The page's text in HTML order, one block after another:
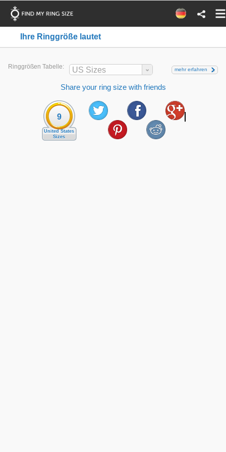
Ihre Ringgröße lautet
Ringgrößen Tabelle: US Sizes mehr erfahren
Share your ring size with friends
9
United States
Sizes